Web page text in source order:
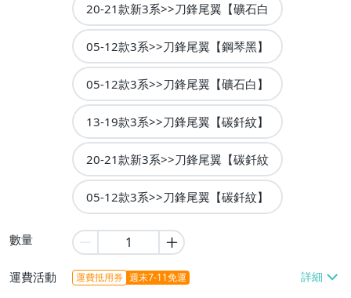
20-21款新3系>>刀鋒尾翼【礦石白
05-12款3系>>刀鋒尾翼【鋼琴黑】
05-12款3系>>刀鋒尾翼【礦石白】
13-19款3系>>刀鋒尾翼【碳釺紋】
20-21款新3系>>刀鋒尾翼【碳釺紋
05-12款3系>>刀鋒尾翼【碳釺紋】
數量
運費活動 運費抵用券 週末7-11免運